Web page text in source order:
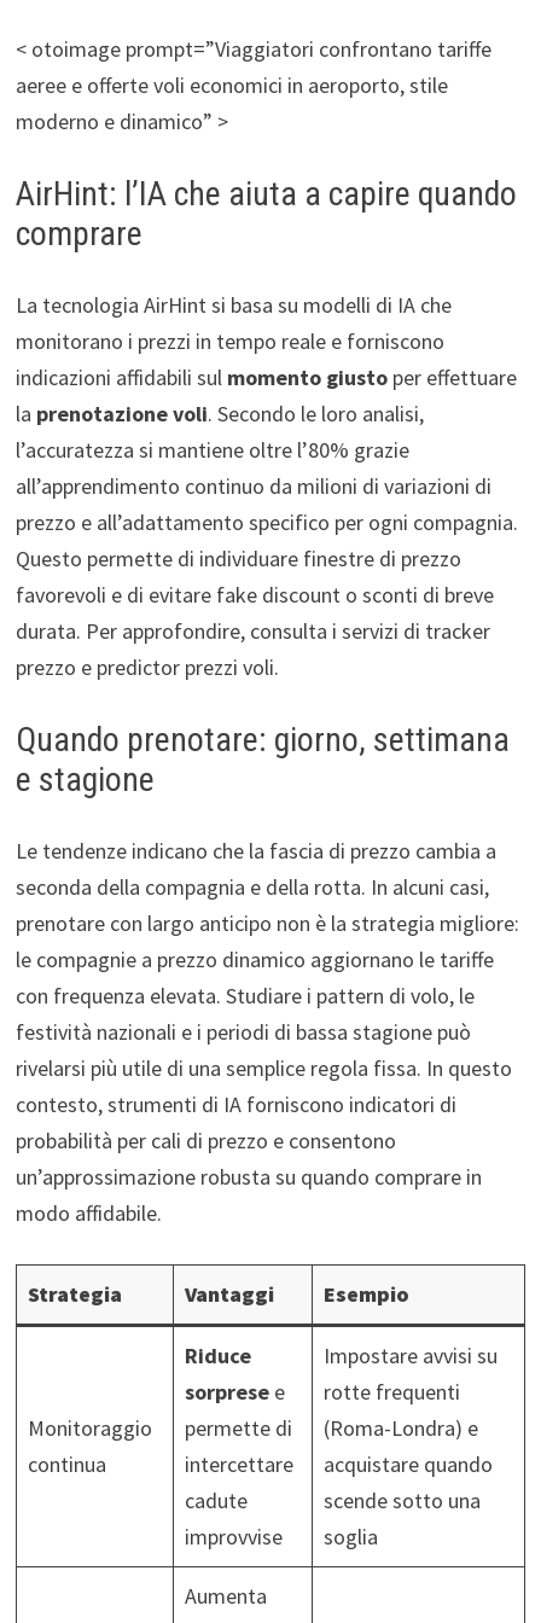
< otoimage prompt=”Viaggiatori confrontano tariffe
aeree e offerte voli economici in aeroporto, stile
moderno e dinamico” >
AirHint: l’IA che aiuta a capire quando
comprare
La tecnologia AirHint si basa su modelli di IA che
monitorano i prezzi in tempo reale e forniscono
indicazioni affidabili sul momento giustoper effettuare
la prenotazione voli. Secondo le loro analisi,
l’accuratezza si mantiene oltre l’80% grazie
all’apprendimento continuo da milioni di variazioni di
prezzo e all’adattamento specifico per ogni compagnia.
Questo permette di individuare finestre di prezzo
favorevoli e di evitare fake discount o sconti di breve
durata. Per approfondire, consulta i servizi di tracker
prezzo e predictor prezzi voli.
Quando prenotare: giorno, settimana
e stagione
Le tendenze indicano che la fascia di prezzo cambia a
seconda della compagnia e della rotta. In alcuni casi,
prenotare con largo anticipo non è la strategia migliore:
le compagnie a prezzo dinamico aggiornano le tariffe
con frequenza elevata. Studiare i pattern di volo, le
festività nazionali e i periodi di bassa stagione può
rivelarsi più utile di una semplice regola fissa. In questo
contesto, strumenti di IA forniscono indicatori di
probabilità per cali di prezzo e consentono
un’approssimazione robusta su quando comprare in
modo affidabile.
Strategia Vantaggi Esempio
Monitoraggio
continua
Riduce
sorpresee
permette di
intercettare
cadute
improvvise
Impostare avvisi su
rotte frequenti
(Roma-Londra) e
acquistare quando
scende sotto una
soglia
Aumenta